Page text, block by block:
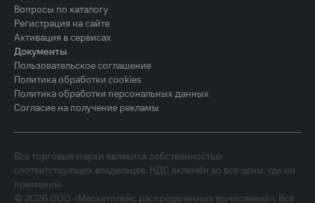
Вопросы по каталогу
Регистрация на сайте
Активация в сервисах
Документы
Пользовательское соглашение
Политика обработки cookies
Политика обработки персональных данных
Согласие на получение рекламы
Все торговые марки являются собственностью
соответствующих владельцев. НДС включён во все цены, где он
применим.
© 2026 ООО «Маркетплейс распределенных вычислений». Все